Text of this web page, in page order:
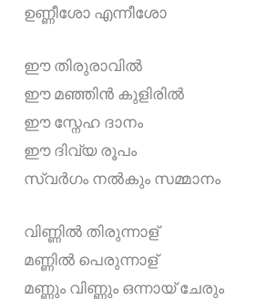
ഉണ്ണീശോ എന്നീശോ
ഈ തിരുരാവിൽ
ഈ മഞ്ഞിൻ കുളിരിൽ
ഈ സ്നേഹ ദാനം
ഈ ദിവ്യ രൂപം
സ്വർഗം നൽകും സമ്മാനം
വിണ്ണിൽ തിരുന്നാള്
മണ്ണിൽ പെരുന്നാള്
മണ്ണും വിണ്ണും ഒന്നായ് ചേരും